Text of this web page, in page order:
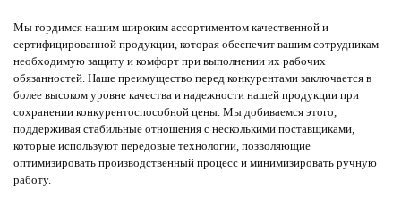
Мы гордимся нашим широким ассортиментом качественной и
сертифицированной продукции, которая обеспечит вашим сотрудникам
необходимую защиту и комфорт при выполнении их рабочих
обязанностей. Наше преимущество перед конкурентами заключается в
более высоком уровне качества и надежности нашей продукции при
сохранении конкурентоспособной цены. Мы добиваемся этого,
поддерживая стабильные отношения с несколькими поставщиками,
которые используют передовые технологии, позволяющие
оптимизировать производственный процесс и минимизировать ручную
работу.